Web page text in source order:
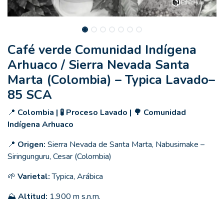
Café verde Comunidad Indígena
Arhuaco / Sierra Nevada Santa
Marta (Colombia) – Typica Lavado–
85 SCA
📍 Colombia | 🧪 Proceso Lavado | 🌳 Comunidad
Indígena Arhuaco
📍 Origen: Sierra Nevada de Santa Marta, Nabusimake –
Siringunguru, Cesar (Colombia)
🌱 Varietal:Typica, Arábica
⛰Altitud: 1.900 m s.n.m.